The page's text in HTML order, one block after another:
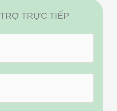
TRỰC TIẾP